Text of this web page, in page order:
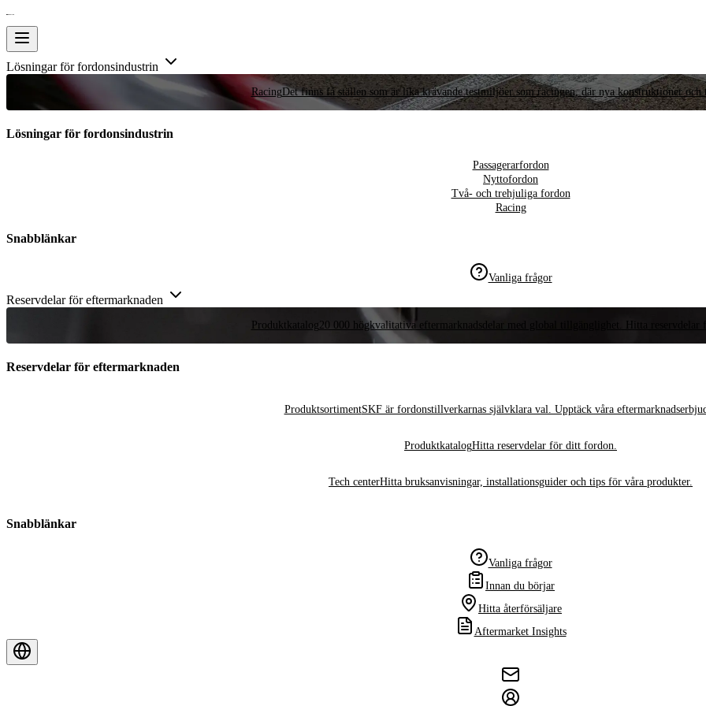
Lösningar för fordonsindustrin
RacingDet finns få ställen som är lika krävande testmiljöer som racingen, där nya konstruktioner och
Lösningar för fordonsindustrin
Passagerarfordon
Nyttofordon
Två- och trehjuliga fordon
Racing
Snabblänkar
Vanliga frågor
Reservdelar för eftermarknaden
Produktkatalog20 000 högkvalitativa eftermarknadsdelar med global tillgänglighet. Hitta reservdelar
Reservdelar för eftermarknaden
ProduktsortimentSKF är fordonstillverkarnas självklara val. Upptäck våra
ProduktkatalogHitta reservdelar för ditt fordon.
Tech centerHitta bruksanvisningar, installationsguider och tips för våra produkter.
Snabblänkar
Vanliga frågor
Innan du börjar
Hitta återförsäljare
Aftermarket Insights